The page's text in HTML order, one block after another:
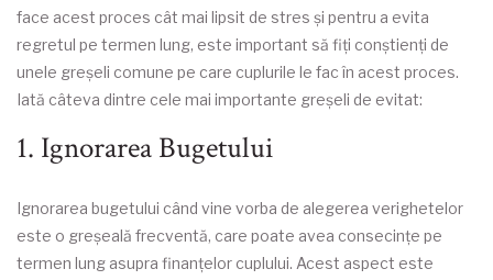
face acest proces cât mai lipsit de stres și pentru a evita
regretul pe termen lung, este important să fiți conștienți de
unele greșeli comune pe care cuplurile le fac în acest proces.
Iată câteva dintre cele mai importante greșeli de evitat:
1. Ignorarea Bugetului
Ignorarea bugetului când vine vorba de alegerea verighetelor
este o greșeală frecventă, care poate avea consecințe pe
termen lung asupra finanțelor cuplului. Acest aspect este